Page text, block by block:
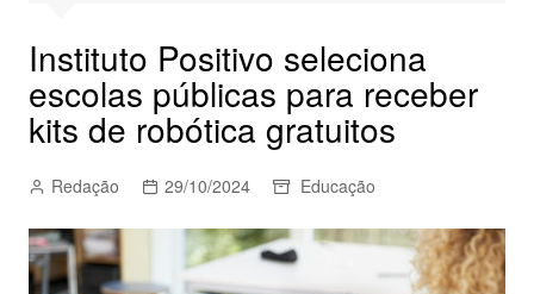
Instituto Positivo seleciona
escolas públicas para receber
kits de robótica gratuitos
Redação 29/10/2024 Educação